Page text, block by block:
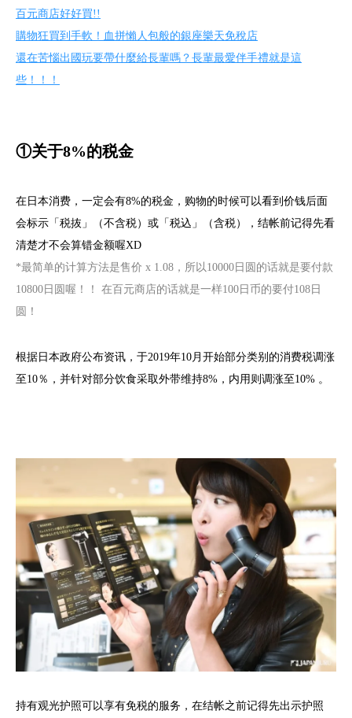
百元商店好好買!!
購物狂買到手軟！血拼懶人包般的銀座樂天免稅店
還在苦惱出國玩要帶什麼給長輩嗎？長輩最愛伴手禮就是這
些！！！
①关于8%的税金
在日本消费，一定会有8%的税金，购物的时候可以看到价钱后面
会标示「税抜」（不含税）或「税込」（含税），结帐前记得先看
清楚才不会算错金额喔XD
*最简单的计算方法是售价 x 1.08，所以10000日圆的话就是要付款
10800日圆喔！！ 在百元商店的话就是一样100日币的要付108日
圆！
根据日本政府公布资讯，于2019年10月开始部分类别的消费税调涨
至10％，并针对部分饮食采取外带维持8%，内用则调涨至10% 。
持有观光护照可以享有免税的服务，在结帐之前记得先出示护照